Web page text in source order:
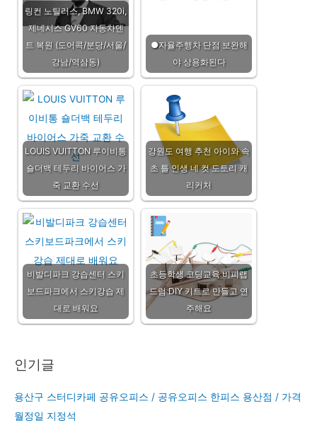
링컨 노틸러스, BMW 320i,
제네시스 GV60 자동차덴
트 복원 (도어콕/분당/서울/
강남/역삼동)
●자율주행차 단점 보완해
야 상용화된다
LOUIS VUITTON 루이비통
숄더백 테두리 바이어스 가
죽 교환 수선
강원도 여행 추천 아이와 속
초 틀 인생 네 컷 도토리 캐
리커처
비발디파크 강습센터 스키
보드파크에서 스키강습 제
대로 배워요
초등학생 코딩교육 비피랩
드럼 DIY 키트로 만들고 연
주해요
인기글
용산구 스터디카페 공유오피스 / 공유오피스 한피스 용산점 / 가격
월정일 지정석